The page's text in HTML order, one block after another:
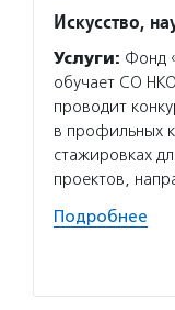
Искусство,
Услуги: Фонд
обучает СО
проводит
в профильных
стажировках
проектов,
Подробнее